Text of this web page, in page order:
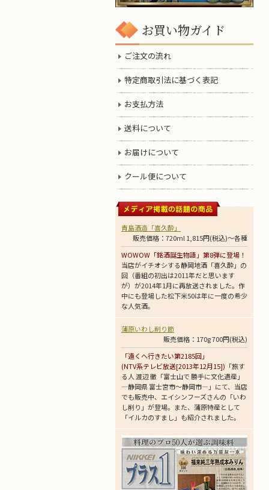
お買い物ガイド
ご注文の流れ
特定商取引法に基づく表記
お支払方法
送料について
お届けについて
クール便について
青島酒造「喜久酔」
販売価格：720ml 1,815円(税込)～各種
WOWOW「銘酒誕生物語」第8弾に登場！
当店がイチオシする静岡地酒「喜久酔」の
回（番組の初出は2011年だと思います
が）が2014年1月に再放送されました。作
中にも登場した松下米50は年に一度の希少
な人気酒。
蒲原いわし削り節
販売価格：170g 700円(税込)
「遠くへ行きたい第2185回」
(NTV系テレビ放送[2013年12月15]) 「旅す
る人 渡辺 徹「富士山で 勝手に文化遺産」
―静岡県 富士宮市～静岡市―」にて、当店
でも販売中、エイシンフーズさんの「いわ
し削り」が登場。また、蒲原特産として
「イルカのすまし」も紹介されました。